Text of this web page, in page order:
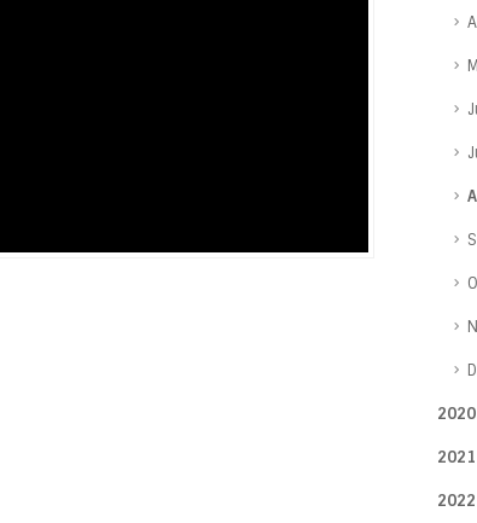
2020
2021
2022